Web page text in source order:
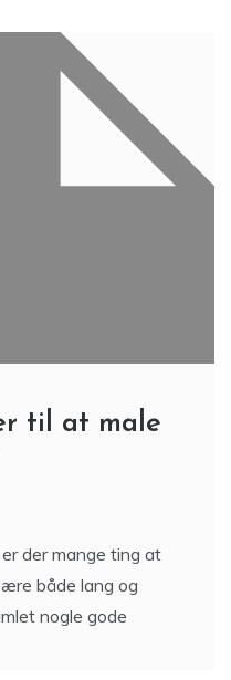
til at male
der mange ting at
både lang og
nogle gode